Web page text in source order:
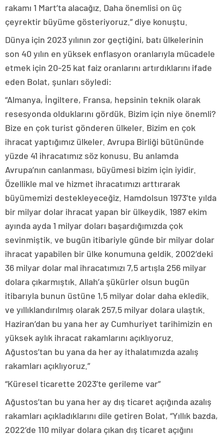
rakamı 1 Mart’ta alacağız. Daha önemlisi on üç
çeyrektir büyüme gösteriyoruz.” diye konuştu.
Dünya için 2023 yılının zor geçtiğini, batı ülkelerinin
son 40 yılın en yüksek enflasyon oranlarıyla mücadele
etmek için 20-25 kat faiz oranlarını artırdıklarını ifade
eden Bolat, şunları söyledi:
“Almanya, İngiltere, Fransa, hepsinin teknik olarak
resesyonda olduklarını gördük. Bizim için niye önemli?
Bize en çok turist gönderen ülkeler. Bizim en çok
ihracat yaptığımız ülkeler. Avrupa Birliği bütününde
yüzde 41 ihracatımız söz konusu. Bu anlamda
Avrupa’nın canlanması, büyümesi bizim için iyidir.
Özellikle mal ve hizmet ihracatımızı arttırarak
büyümemizi destekleyeceğiz. Hamdolsun 1973’te yılda
bir milyar dolar ihracat yapan bir ülkeydik. 1987 ekim
ayında ayda 1 milyar doları başardığımızda çok
sevinmiştik. ve bugün itibariyle günde bir milyar dolar
ihracat yapabilen bir ülke konumuna geldik. 2002’deki
36 milyar dolar mal ihracatımızı 7,5 artışla 256 milyar
dolara çıkarmıştık. Allah’a şükürler olsun bugün
itibarıyla bunun üstüne 1,5 milyar dolar daha ekledik.
ve yıllıklandırılmış olarak 257,5 milyar dolara ulaştık.
Haziran’dan bu yana her ay Cumhuriyet tarihimizin en
yüksek aylık ihracat rakamlarını açıklıyoruz.
Ağustos’tan bu yana da her ay ithalatımızda azalış
rakamları açıklıyoruz.”
“Küresel ticarette 2023’te gerileme var”
Ağustos’tan bu yana her ay dış ticaret açığında azalış
rakamları açıkladıklarını dile getiren Bolat, “Yıllık bazda,
2022’de 110 milyar dolara çıkan dış ticaret açığını